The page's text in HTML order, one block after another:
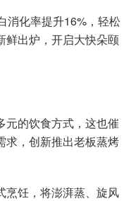
消化率提升16%，轻松
鲜出炉，开启大快朵颐
元的饮食方式，这也催
求，创新推出老板蒸烤
烹饪，将澎湃蒸、旋风